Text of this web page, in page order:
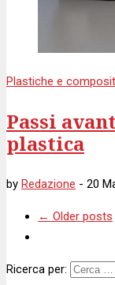
Plastiche e
Passi
plastica
by Redazione - 20
← Older posts
Ricerca per: